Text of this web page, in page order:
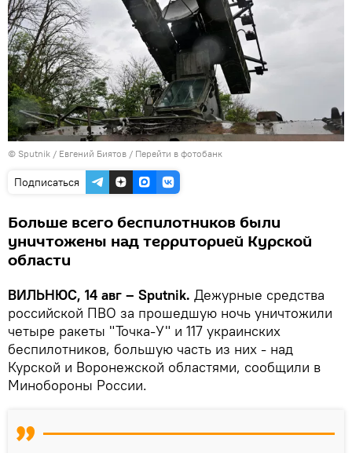
© Sputnik / Евгений Биятов / Перейти в фотобанк
Подписаться
Больше всего беспилотников были
уничтожены над территорией Курской
области
ВИЛЬНЮС, 14 авг – Sputnik. Дежурные средства
российской ПВО за прошедшую ночь уничтожили
четыре ракеты "Точка-У" и 117 украинских
беспилотников, большую часть из них - над
Курской и Воронежской областями, сообщили в
Минобороны России.